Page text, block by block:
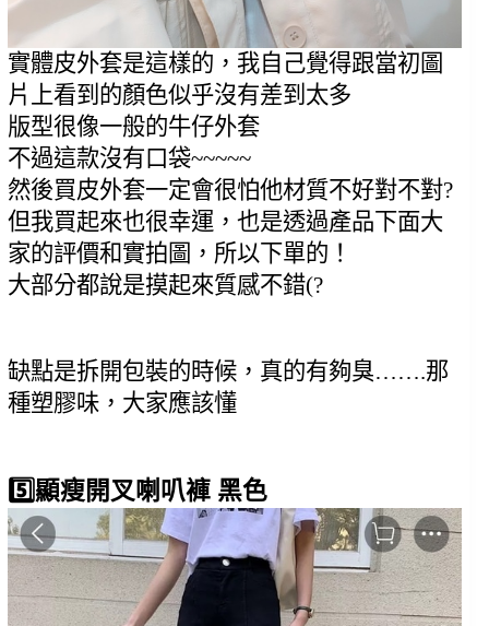
實體皮外套是這樣的，我自己覺得跟當初圖
片上看到的顏色似乎沒有差到太多
版型很像一般的牛仔外套
不過這款沒有口袋~~~~~
然後買皮外套一定會很怕他材質不好對不對?
但我買起來也很幸運，也是透過產品下面大
家的評價和實拍圖，所以下單的！
大部分都說是摸起來質感不錯(?
缺點是拆開包裝的時候，真的有夠臭…….那
種塑膠味，大家應該懂
5️⃣顯瘦開叉喇叭褲 黑色